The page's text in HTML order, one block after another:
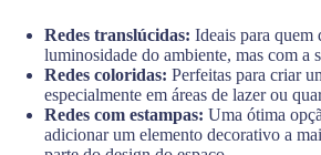
Redes translúcidas: Ideais para quem
luminosidade do ambiente, mas com a
Redes coloridas: Perfeitas para criar
especialmente em áreas de lazer ou
Redes com estampas: Uma ótima
adicionar um elemento decorativo a